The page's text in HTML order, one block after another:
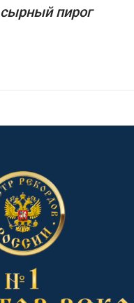
сырный пирог